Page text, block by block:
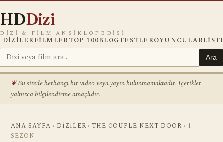
HDDizi
DIZI & FILM ANSIKLOPEDISI
DIZILERFILMLERTOP 100BLOGTESTLEROYUNCULAR
Ara
Bu sitede herhangi bir video veya yayın bulunmamaktadır. İçerikler
yalnızca bilgilendirme amaçlıdır.
ANA SAYFA › DIZILER › THE COUPLE NEXT DOOR › 1.
SEZON